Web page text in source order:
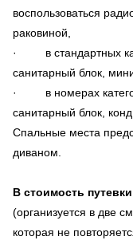
воспользоваться
раковиной,
· в стандартных
санитарный блок,
· в номерах
санитарный блок,
Спальные места
диваном.
В стоимость
(организуется в две
которая не